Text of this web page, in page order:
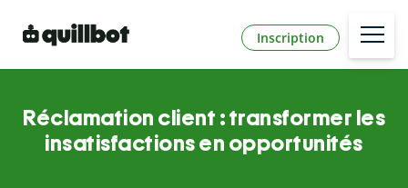
Inscription
Réclamation client : transformer les
insatisfactions en opportunités